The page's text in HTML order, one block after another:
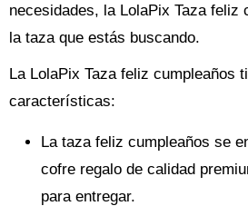
necesidades, la LolaPix Taza feliz
la taza que estás buscando.
La LolaPix Taza feliz cumpleaños
características:
La taza feliz cumpleaños se
cofre regalo de calidad
para entregar.